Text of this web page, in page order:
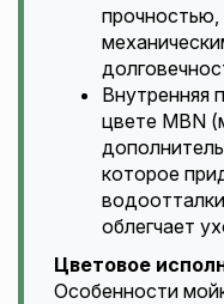
Внутренняя
цвете MBN
которое
облегчает
Цветовое
Особенности